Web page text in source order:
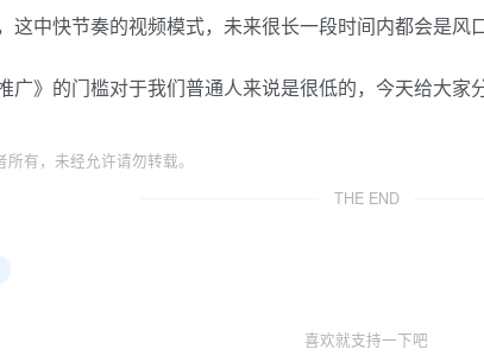
这中快节奏的视频模式，未来很长一段时间内都会是风
广》的门槛对于我们普通人来说是很低的，今天给大家
有，未经允许请勿转载。
THE END
喜欢就支持一下吧